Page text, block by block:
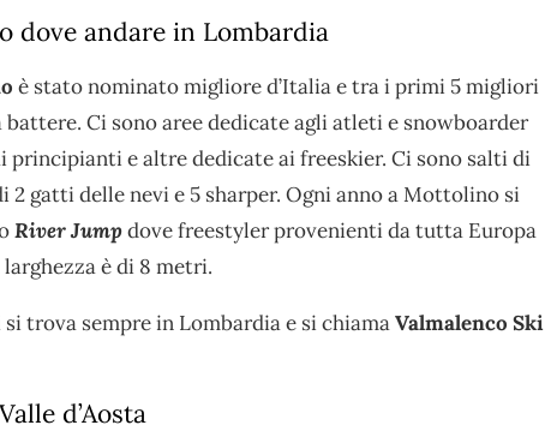
dove andare in Lombardia
è stato nominato migliore d’Italia e tra i primi 5 migliori
Ci sono aree dedicate agli atleti e snowboarder
principianti e altre dedicate ai freeskier. Ci sono salti di
2 gatti delle nevi e 5 sharper. Ogni anno a Mottolino si
River Jumpdove freestyler provenienti da tutta Europa
è di 8 metri.
trova sempre in Lombardia e si chiamaValmalenco Ski
d’Aosta